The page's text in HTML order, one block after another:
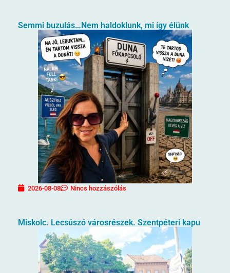
Semmi buzulás…Nem haldoklunk, mi így élünk
2026-08-08 Nincs hozzászólás
Miskolc. Lecsúszó városrészek. Szentpéteri kapu